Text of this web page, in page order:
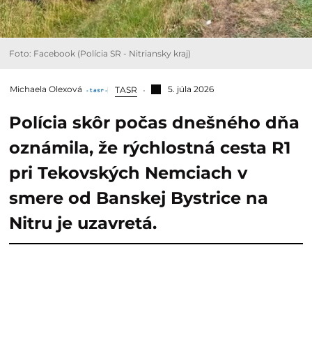
Foto: Facebook (Polícia SR - Nitriansky kraj)
Michaela Olexová TASR 5. júla 2026
Polícia skôr počas dnešného dňa
oznámila, že rýchlostná cesta R1
pri Tekovských Nemciach v
smere od Banskej Bystrice na
Nitru je uzavretá.